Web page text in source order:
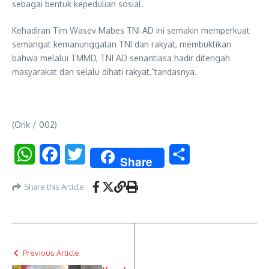
sebagai bentuk kepedulian sosial.
Kehadiran Tim Wasev Mabes TNI AD ini semakin memperkuat
semangat kemanunggalan TNI dan rakyat, membuktikan
bahwa melalui TMMD, TNI AD senantiasa hadir ditengah
masyarakat dan selalu dihati rakyat,”tandasnya.
(Orik / 002)
WhatsAppFacebookTwitter Share
Share this Article
Previous Article